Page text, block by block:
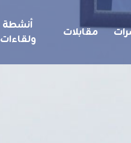
مقابلات
أنشطة
ولقاءات